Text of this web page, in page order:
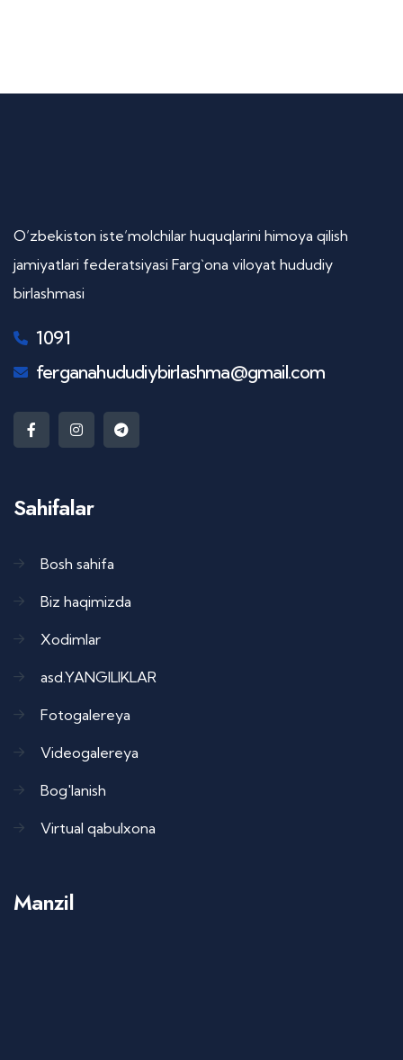
O’zbekiston iste’molchilar huquqlarini himoya qilish
jamiyatlari federatsiyasi Farg`ona viloyat hududiy
birlashmasi
1091
ferganahududiybirlashma@gmail.com
Sahifalar
Bosh sahifa
Biz haqimizda
Xodimlar
asd.YANGILIKLAR
Fotogalereya
Videogalereya
Bog'lanish
Virtual qabulxona
Manzil